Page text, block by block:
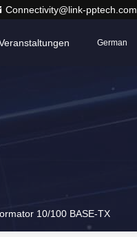
Connectivity@link-pptech.com
German
10/100 BASE-TX